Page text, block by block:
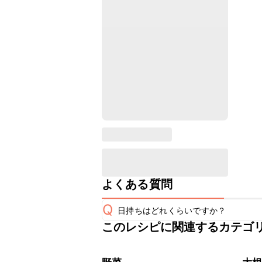
よくある質問
Q 日持ちはどれくらいですか？
保存期間は冷蔵で翌日中が目安です
このレシピに関連するカテゴ